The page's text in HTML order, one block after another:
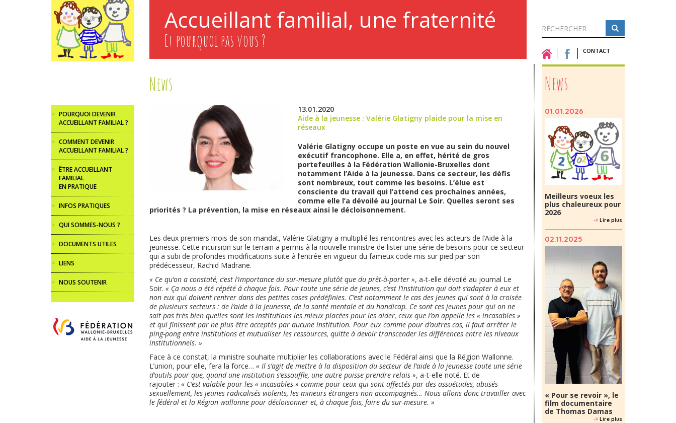
Accueillant familial, une fraternité
Et pourquoi pas vous ?
Formulaire
de
recherche
Rechercher CONTACT
> POURQUOI DEVENIR
ACCUEILLANT FAMILIAL ?
> COMMENT DEVENIR
ACCUEILLANT FAMILIAL ?
> ÊTRE ACCUEILLANT
FAMILIAL
EN PRATIQUE
> INFOS PRATIQUES
> QUI SOMMES-NOUS ?
> DOCUMENTS UTILES
> LIENS
> NOUS SOUTENIR
News
13.01.2020
Aide à la jeunesse : Valérie Glatigny plaide pour la mise en
réseaux
Valérie Glatigny occupe un poste en vue au sein du nouvel
exécutif francophone. Elle a, en effet, hérité de gros
portefeuilles à la Fédération Wallonie-Bruxelles dont
notamment l’Aide à la jeunesse. Dans ce secteur, les défis
sont nombreux, tout comme les besoins. L’élue est
consciente du travail qui l’attend ces prochaines années,
comme elle l’a dévoilé au journal Le Soir. Quelles seront ses
priorités ? La prévention, la mise en réseaux ainsi le décloisonnement.
Les deux premiers mois de son mandat, Valérie Glatigny a multiplié les rencontres avec les acteurs de l’Aide à la
jeunesse. Cette incursion sur le terrain a permis à la nouvelle ministre de lister une série de besoins pour ce secteur
qui a subi de profondes modifications suite à l’entrée en vigueur du fameux code mis sur pied par son
prédécesseur, Rachid Madrane.
« Ce qu’on a constaté, c’est l’importance du sur-mesure plutôt que du prêt-à-porter », a-t-elle dévoilé au journal Le
Soir. « Ça nous a été répété à chaque fois. Pour toute une série de jeunes, c’est l’institution qui doit s’adapter à eux et
non eux qui doivent rentrer dans des petites cases prédéfinies. C’est notamment le cas des jeunes qui sont à la croisée
de plusieurs secteurs : de l’aide à la jeunesse, de la santé mentale et du handicap. Ce sont ces jeunes pour qui on ne
sait pas très bien quelles sont les institutions les mieux placées pour les aider, ceux que l’on appelle les « incasables »
et qui finissent par ne plus être acceptés par aucune institution. Pour eux comme pour d’autres cas, il faut arrêter le
ping-pong entre institutions et mutualiser les ressources, quitte à devoir transcender les différences entre les niveaux
institutionnels. »
Face à ce constat, la ministre souhaite multiplier les collaborations avec le Fédéral ainsi que la Région Wallonne.
L’union, pour elle, fera la force… « Il s’agit de mettre à la disposition du secteur de l’aide à la jeunesse toute une série
d’outils pour que, quand une institution s’essouffle, une autre puisse prendre relais », a-t-elle noté. Et de
rajouter : « C’est valable pour les « incasables » comme pour ceux qui sont affectés par des assuétudes, abusés
sexuellement, les jeunes radicalisés violents, les mineurs étrangers non accompagnés… Nous allons donc travailler avec
le fédéral et la Région wallonne pour décloisonner et, à chaque fois, faire du sur-mesure. »
News
01.01.2026
Meilleurs voeux les
plus chaleureux pour
2026
-> Lire plus
02.11.2025
« Pour se revoir », le
film documentaire
de Thomas Damas
-> Lire plus